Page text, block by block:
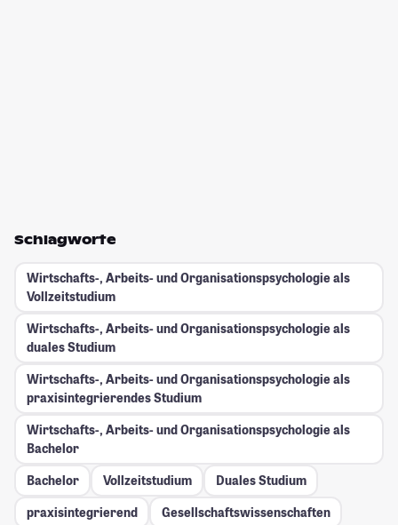
Schlagworte
Wirtschafts-, Arbeits- und Organisationspsychologie als
Vollzeitstudium
Wirtschafts-, Arbeits- und Organisationspsychologie als
duales Studium
Wirtschafts-, Arbeits- und Organisationspsychologie als
praxisintegrierendes Studium
Wirtschafts-, Arbeits- und Organisationspsychologie als
Bachelor
Bachelor
Vollzeitstudium
Duales Studium
praxisintegrierend
Gesellschafts­wissenschaften